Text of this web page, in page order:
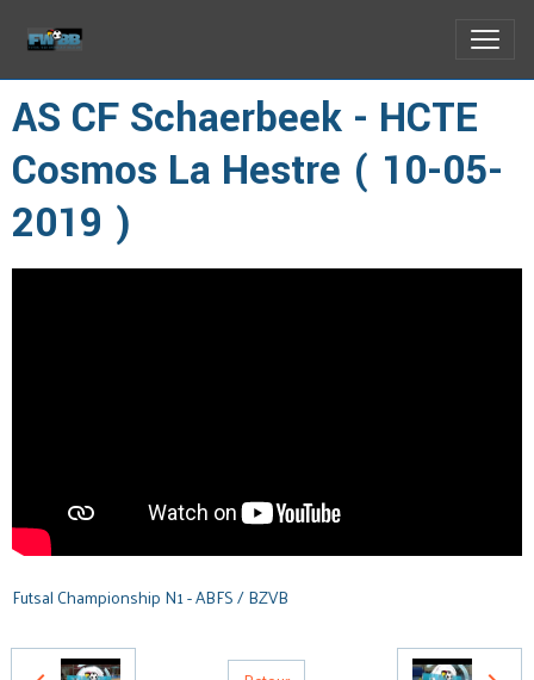
AS CF Schaerbeek - HCTE
Cosmos La Hestre ( 10-05-
2019 )
Futsal Championship N1 - ABFS / BZVB